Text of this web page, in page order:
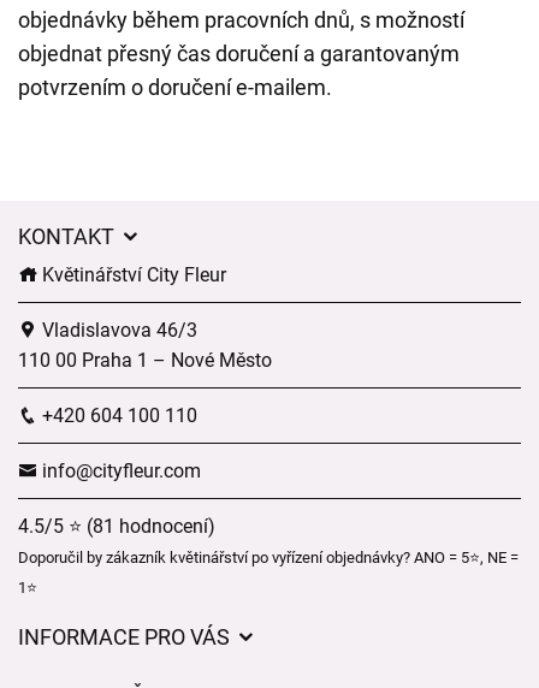
objednávky během pracovních dnů, s možností
objednat přesný čas doručení a garantovaným
potvrzením o doručení e-mailem.
KONTAKT
Květinářství City Fleur
Vladislavova 46/3
110 00 Praha 1 – Nové Město
+420 604 100 110
info@cityfleur.com
4.5/5 ⭐ (81 hodnocení)
Doporučil by zákazník květinářství po vyřízení objednávky? ANO = 5⭐, NE =
1⭐
INFORMACE PRO VÁS